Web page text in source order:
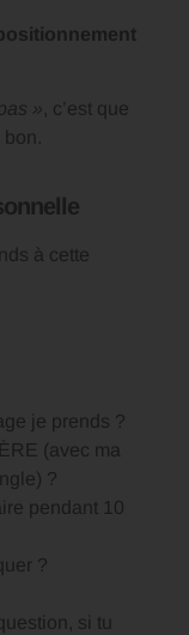
» , c’est que
à cette
je prends ?
(avec ma
?
pendant 10
?
si tu